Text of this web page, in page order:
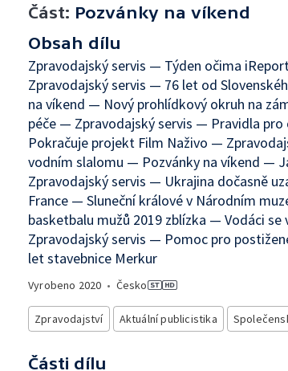
Část: Pozvánky na víkend
Obsah dílu
Zpravodajský servis — Týden očima
Zpravodajský servis — 76 let od
na víkend — Nový prohlídkový okruh na
péče — Zpravodajský servis — Pravidla pro
Pokračuje projekt Film Naživo —
vodním slalomu — Pozvánky na víkend —
Zpravodajský servis — Ukrajina dočasně
France — Sluneční králové v Národním
basketbalu mužů 2019 zblízka — Vodáci
Zpravodajský servis — Pomoc pro
let stavebnice Merkur
Vyrobeno 2020 • Česko
Zpravodajství Aktuální publicistika
Části dílu